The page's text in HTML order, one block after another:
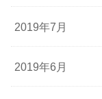
2019年7月
2019年6月